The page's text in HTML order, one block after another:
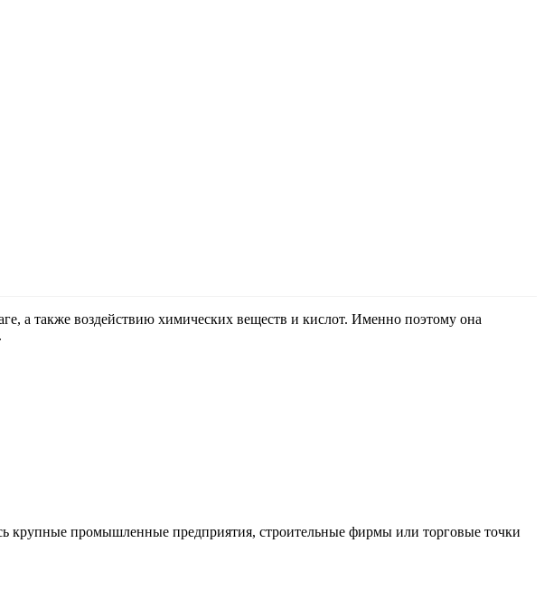
а также воздействию химических веществ и кислот. Именно поэтому она
крупные промышленные предприятия, строительные фирмы или торговые точки